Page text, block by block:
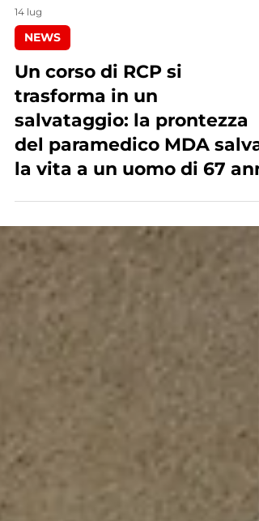
14 lug
NEWS
Un corso di RCP si
trasforma in un
salvataggio: la prontezza
del paramedico MDA salva
la vita a un uomo di 67